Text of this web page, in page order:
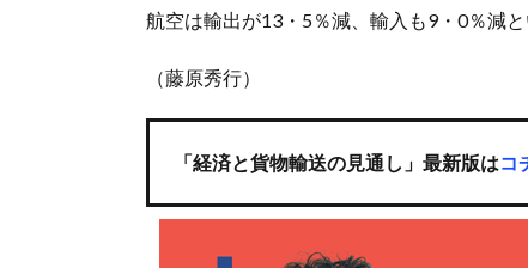
航空は輸出が13・5％減、輸入も9・0％減
（藤原秀行）
「経済と貨物輸送の見通し」最新版はコ